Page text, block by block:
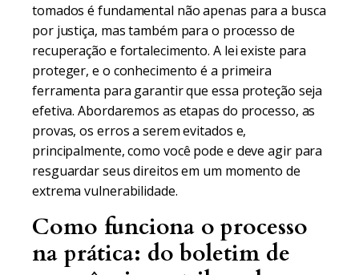
tomados é fundamental não apenas para a busca
por justiça, mas também para o processo de
recuperação e fortalecimento. A lei existe para
proteger, e o conhecimento é a primeira
ferramenta para garantir que essa proteção seja
efetiva. Abordaremos as etapas do processo, as
provas, os erros a serem evitados e,
principalmente, como você pode e deve agir para
resguardar seus direitos em um momento de
extrema vulnerabilidade.
Como funciona o processo
na prática: do boletim de